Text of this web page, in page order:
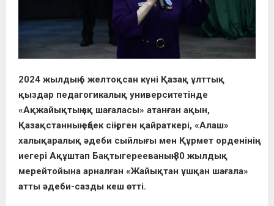
2024 жылдың 6 желтоқсан күні Қазақ ұлттық
қыздар педагогикалық университетінде
«Ақжайықтың ақ шағаласы» атанған ақын,
Қазақстанның еңбек сіңірген қайраткері, «Алаш»
халықаралық әдеби сыйлығы мен Құрмет орденінің
иегері Ақұштап Бақтыгерееваның 80 жылдық
мерейтойына арналған «Жайықтан ұшқан шағала»
атты әдеби-сазды кеш өтті.